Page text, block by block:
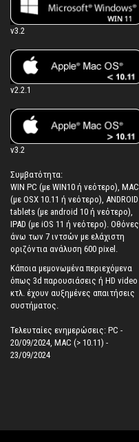
v3.2
v2.2.1
v3.2
Συμβατότητα:
WIN PC (με WIN10 ή νεότερο), MAC
(με OSX 10.11 ή νεότερο), ANDROID
tablets (με android 10 ή νεότερο),
IPAD (με iOS 11 ή νεότερο). Oθόνες
άνω των 7 ιντσών με ελάχιστη
οριζόντια ανάλυση 600 pixel.
Κάποια μεμονωμένα περιεχόμενα
όπως 3d παρουσιάσεις ή HD video
κτλ. έχουν αυξημένες απαιτήσεις
συστήματος.
Τελευταίες ενημερώσεις: PC -
20/09/2024, MAC (> 10.11) -
23/09/2024